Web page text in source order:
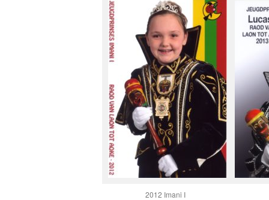
2012 Imani I